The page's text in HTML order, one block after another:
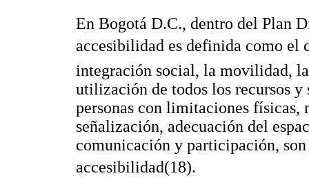
En Bogotá D.C., dentro del Plan
accesibilidad es definida como
integración social, la movilidad,
utilización de todos los recursos
personas con limitaciones físicas,
señalización, adecuación del
comunicación y participación,
accesibilidad(18).